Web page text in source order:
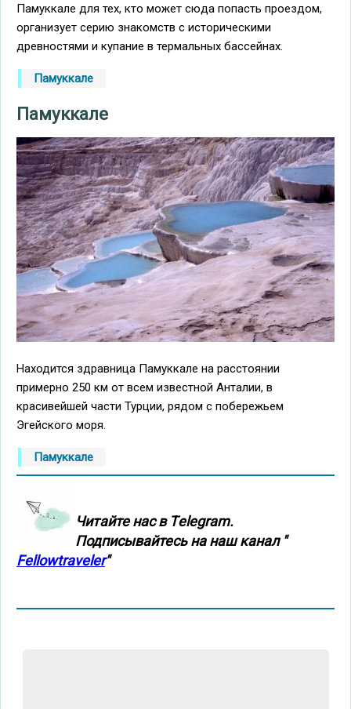
Памуккале для тех, кто может сюда попасть проездом,
организует серию знакомств с историческими
древностями и купание в термальных бассейнах.
Памуккале
Памуккале
Находится здравница Памуккале на расстоянии
примерно 250 км от всем известной Анталии, в
красивейшей части Турции, рядом с побережьем
Эгейского моря.
Памуккале
Читайте нас в Тelegram.
Подписывайтесь на наш канал "
Fellowtraveler"